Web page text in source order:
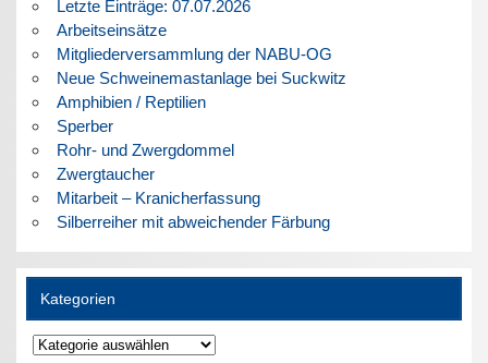
Letzte Einträge: 07.07.2026
Arbeitseinsätze
Mitgliederversammlung der NABU-OG
Neue Schweinemastanlage bei Suckwitz
Amphibien / Reptilien
Sperber
Rohr- und Zwergdommel
Zwergtaucher
Mitarbeit – Kranicherfassung
Silberreiher mit abweichender Färbung
Kategorien
Kategorien